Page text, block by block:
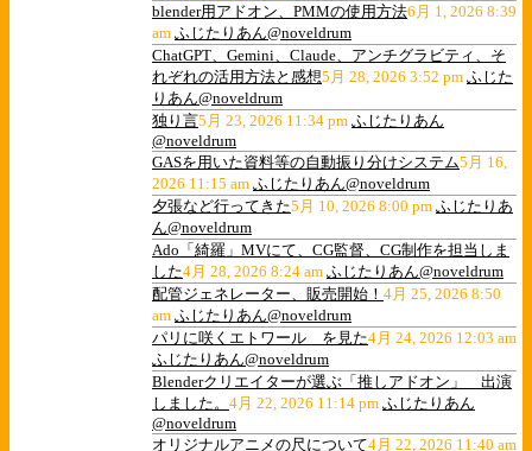
blender用アドオン、PMMの使用方法6月 1, 2026 8:39
am ふじたりあん@noveldrum
ChatGPT、Gemini、Claude、アンチグラビティ、そ
れぞれの活用方法と感想5月 28, 2026 3:52 pm ふじた
りあん@noveldrum
独り言5月 23, 2026 11:34 pm ふじたりあん
@noveldrum
GASを用いた資料等の自動振り分けシステム5月 16,
2026 11:15 am ふじたりあん@noveldrum
夕張など行ってきた5月 10, 2026 8:00 pm ふじたりあ
ん@noveldrum
Ado「綺羅」MVにて、CG監督、CG制作を担当しま
した4月 28, 2026 8:24 am ふじたりあん@noveldrum
配管ジェネレーター、販売開始！ 4月 25, 2026 8:50
am ふじたりあん@noveldrum
パリに咲くエトワール を見た4月 24, 2026 12:03 am
ふじたりあん@noveldrum
Blenderクリエイターが選ぶ「推しアドオン」 出演
しました。 4月 22, 2026 11:14 pm ふじたりあん
@noveldrum
オリジナルアニメの尺について4月 22, 2026 11:40 am